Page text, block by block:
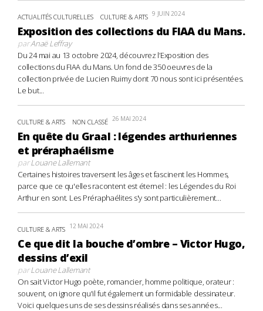
ACTUALITÉS CULTURELLES CULTURE & ARTS 9 JUIN 2024
Exposition des collections du FIAA du Mans.
parAnaë Leffray
Du 24 mai au 13 octobre 2024, découvrez l’Exposition des
collections du FIAA du Mans. Un fond de 350 oeuvres de la
collection privée de Lucien Ruimy dont 70 nous sont ici présentées.
Le but...
CULTURE & ARTS NON CLASSÉ 26 MAI 2024
En quête du Graal : légendes arthuriennes
et préraphaélisme
parLouane Lallemant
Certaines histoires traversent les âges et fascinent les Hommes,
parce que ce qu'elles racontent est éternel : les Légendes du Roi
Arthur en sont. Les Préraphaélites s'y sont particulièrement...
CULTURE & ARTS 12 MAI 2024
Ce que dit la bouche d’ombre – Victor Hugo,
dessins d’exil
parLouane Lallemant
On sait Victor Hugo poète, romancier, homme politique, orateur :
souvent, on ignore qu'il fut également un formidable dessinateur.
Voici quelques uns de ses dessins réalisés dans ses années...